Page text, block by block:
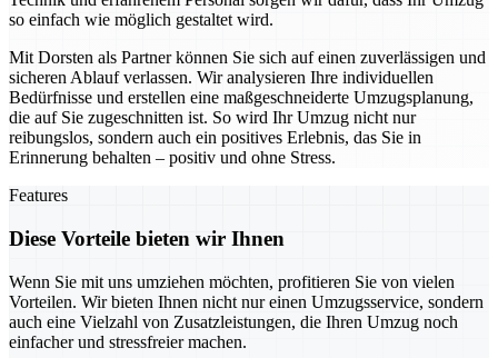
so einfach wie möglich gestaltet wird.
Mit Dorsten als Partner können Sie sich auf einen zuverlässigen und
sicheren Ablauf verlassen. Wir analysieren Ihre individuellen
Bedürfnisse und erstellen eine maßgeschneiderte Umzugsplanung,
die auf Sie zugeschnitten ist. So wird Ihr Umzug nicht nur
reibungslos, sondern auch ein positives Erlebnis, das Sie in
Erinnerung behalten – positiv und ohne Stress.
Features
Diese Vorteile bieten wir Ihnen
Wenn Sie mit uns umziehen möchten, profitieren Sie von vielen
Vorteilen. Wir bieten Ihnen nicht nur einen Umzugsservice, sondern
auch eine Vielzahl von Zusatzleistungen, die Ihren Umzug noch
einfacher und stressfreier machen.